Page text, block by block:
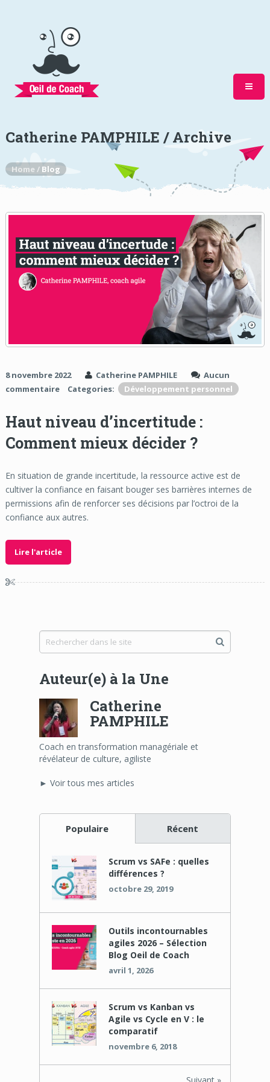
Catherine PAMPHILE / Archive
Home / Blog
8 novembre 2022 Catherine PAMPHILE
Aucun
commentaire
Categories: Développement personnel
Haut niveau d’incertitude :
Comment mieux décider ?
En situation de grande incertitude, la ressource active est de
cultiver la confiance en faisant bouger ses barrières internes de
permissions afin de renforcer ses décisions par l’octroi de la
confiance aux autres.
Lire l'article
Auteur(e) à la Une
Catherine
PAMPHILE
Coach en transformation managériale et
révélateur de culture, agiliste
► Voir tous mes articles
Populaire Récent
Scrum vs SAFe : quelles
différences ?
octobre 29, 2019
Outils incontournables
agiles 2026 – Sélection
Blog Oeil de Coach
avril 1, 2026
Scrum vs Kanban vs
Agile vs Cycle en V : le
comparatif
novembre 6, 2018
Suivant »